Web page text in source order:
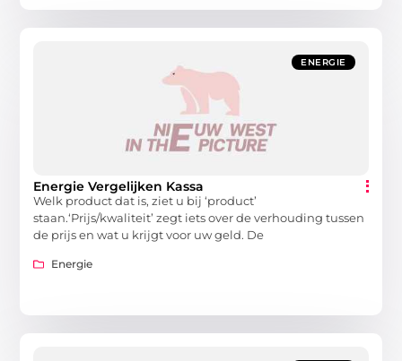
ENERGIE
Energie Vergelijken Kassa
Welk product dat is, ziet u bij ‘product’
staan.‘Prijs/kwaliteit’ zegt iets over de verhouding tussen
de prijs en wat u krijgt voor uw geld. De
Energie